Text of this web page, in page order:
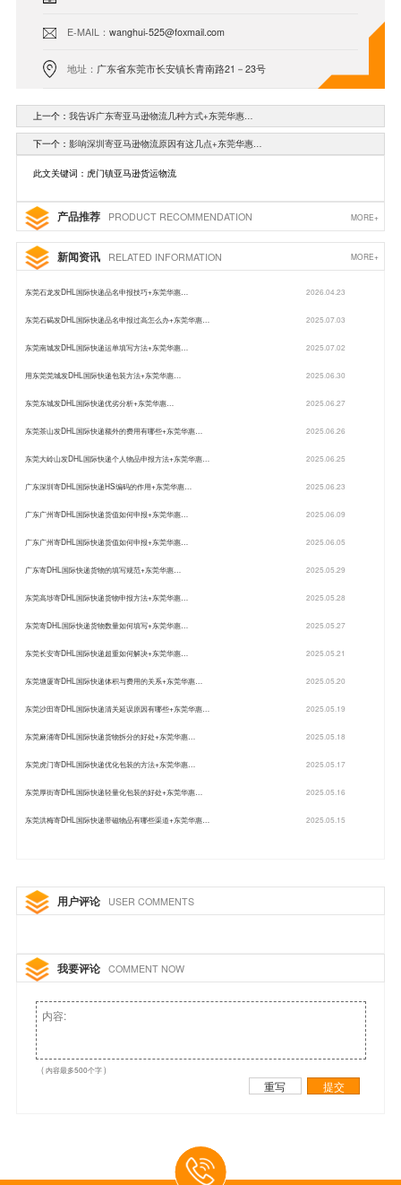
E-MAIL：wanghui-525@foxmail.com
地址： 广东省东莞市长安镇长青南路21－23号
上一个： 我告诉广东寄亚马逊物流几种方式+东莞华惠…
下一个： 影响深圳寄亚马逊物流原因有这几点+东莞华惠…
此文关键词：虎门镇亚马逊货运物流
产品推荐 PRODUCT RECOMMENDATION MORE+
新闻资讯 RELATED INFORMATION MORE+
东莞石龙发DHL国际快递品名申报技巧+东莞华惠… 2026.04.23
东莞石碣发DHL国际快递品名申报过高怎么办+东莞华惠… 2025.07.03
东莞南城发DHL国际快递运单填写方法+东莞华惠… 2025.07.02
用东莞莞城发DHL国际快递包装方法+东莞华惠… 2025.06.30
东莞东城发DHL国际快递优劣分析+东莞华惠… 2025.06.27
东莞茶山发DHL国际快递额外的费用有哪些+东莞华惠… 2025.06.26
东莞大岭山发DHL国际快递个人物品申报方法+东莞华惠… 2025.06.25
广东深圳寄DHL国际快递HS编码的作用+东莞华惠… 2025.06.23
广东广州寄DHL国际快递货值如何申报+东莞华惠… 2025.06.09
广东广州寄DHL国际快递货值如何申报+东莞华惠… 2025.06.05
广东寄DHL国际快递货物的填写规范+东莞华惠… 2025.05.29
东莞高埗寄DHL国际快递货物申报方法+东莞华惠… 2025.05.28
东莞寄DHL国际快递货物数量如何填写+东莞华惠… 2025.05.27
东莞长安寄DHL国际快递超重如何解决+东莞华惠… 2025.05.21
东莞塘厦寄DHL国际快递体积与费用的关系+东莞华惠… 2025.05.20
东莞沙田寄DHL国际快递清关延误原因有哪些+东莞华惠… 2025.05.19
东莞麻涌寄DHL国际快递货物拆分的好处+东莞华惠… 2025.05.18
东莞虎门寄DHL国际快递优化包装的方法+东莞华惠… 2025.05.17
东莞厚街寄DHL国际快递轻量化包装的好处+东莞华惠… 2025.05.16
东莞洪梅寄DHL国际快递带磁物品有哪些渠道+东莞华惠… 2025.05.15
用户评论 USER COMMENTS
我要评论 COMMENT NOW
( 内容最多500个字 )
重写 提交